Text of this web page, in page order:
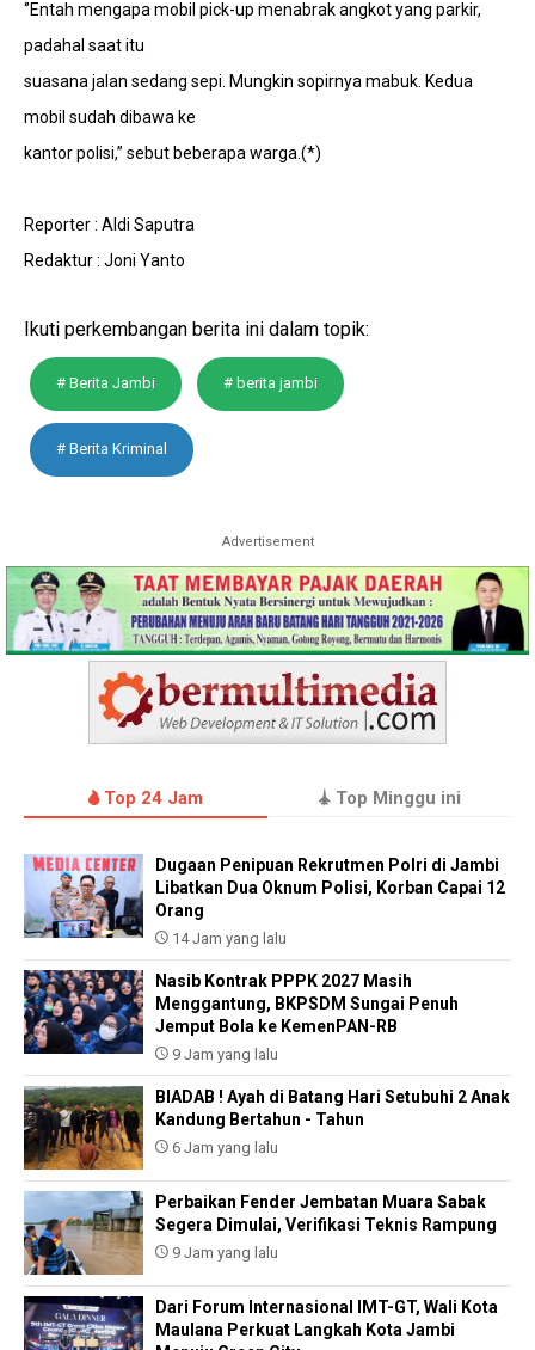
‘’Entah mengapa mobil pick-up menabrak angkot yang parkir,
padahal saat itu
suasana jalan sedang sepi. Mungkin sopirnya mabuk. Kedua
mobil sudah dibawa ke
kantor polisi,’’ sebut beberapa warga.(*)
Reporter : Aldi Saputra
Redaktur : Joni Yanto
Ikuti perkembangan berita ini dalam topik:
# Berita Jambi # berita jambi
# Berita Kriminal
Advertisement
Top 24 Jam Top Minggu ini
Dugaan Penipuan Rekrutmen Polri di Jambi
Libatkan Dua Oknum Polisi, Korban Capai 12
Orang
14 Jam yang lalu
Nasib Kontrak PPPK 2027 Masih
Menggantung, BKPSDM Sungai Penuh
Jemput Bola ke KemenPAN-RB
9 Jam yang lalu
BIADAB ! Ayah di Batang Hari Setubuhi 2 Anak
Kandung Bertahun - Tahun
6 Jam yang lalu
Perbaikan Fender Jembatan Muara Sabak
Segera Dimulai, Verifikasi Teknis Rampung
9 Jam yang lalu
Dari Forum Internasional IMT-GT, Wali Kota
Maulana Perkuat Langkah Kota Jambi